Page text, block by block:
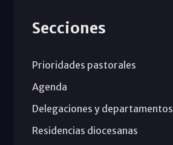
Secciones
Prioridades pastorales
Agenda
Delegaciones y departamentos
Residencias diocesanas